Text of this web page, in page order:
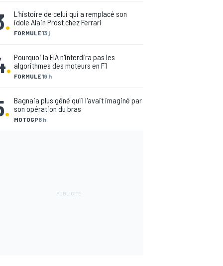
. FORMULE 13 j
L'histoire de celui qui a remplacé son
idole Alain Prost chez Ferrari
. FORMULE 19 h
Pourquoi la FIA n'interdira pas les
algorithmes des moteurs en F1
. MOTOGP8 h
Bagnaia plus gêné qu'il l'avait imaginé par
son opération du bras